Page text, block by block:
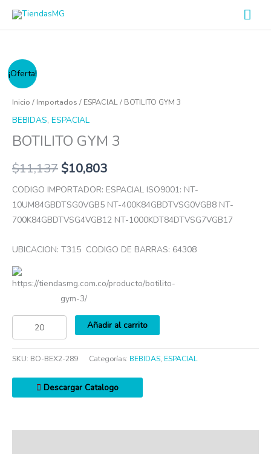
¡Oferta!
Inicio / Importados / ESPACIAL/ BOTILITO GYM 3
BEBIDAS, ESPACIAL
BOTILITO GYM 3
$11,137$10,803
CODIGO IMPORTADOR: ESPACIAL ISO9001: NT-
10UM84GBDTSG0VGB5 NT-400K84GBDTVSG0VGB8 NT-
700K84GBDTVSG4VGB12 NT-1000KDT84DTVSG7VGB17
UBICACION: T315 CODIGO DE BARRAS: 64308
https://tiendasmg.com.co/producto/botilito-
gym-3/
BOTILITO
GYM
3
cantidad
Añadir al carrito
SKU: BO-BEX2-289 Categorías: BEBIDAS, ESPACIAL
Descargar Catalogo